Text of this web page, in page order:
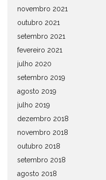
novembro 2021
outubro 2021
setembro 2021
fevereiro 2021
julho 2020
setembro 2019
agosto 2019
julho 2019
dezembro 2018
novembro 2018
outubro 2018
setembro 2018
agosto 2018